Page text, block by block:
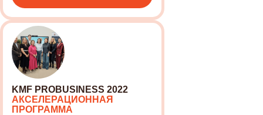
KMF PROBUSINESS 2022
АКСЕЛЕРАЦИОННАЯ
ПРОГРАММА
БЛАГОДАРСТВЕННОЕ
ПИСЬМО
ПИСЬМО